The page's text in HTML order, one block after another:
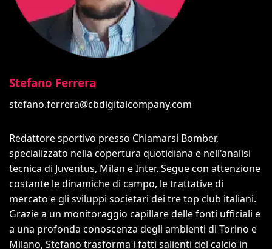
Stefano Ferrera
stefano.ferrera@cbdigitalcompany.com
Redattore sportivo presso Chiamarsi Bomber,
specializzato nella copertura quotidiana e nell'analisi
tecnica di Juventus, Milan e Inter. Segue con attenzione
costante le dinamiche di campo, le trattative di
mercato e gli sviluppi societari dei tre top club italiani.
Grazie a un monitoraggio capillare delle fonti ufficiali e
a una profonda conoscenza degli ambienti di Torino e
Milano, Stefano trasforma i fatti salienti del calcio in